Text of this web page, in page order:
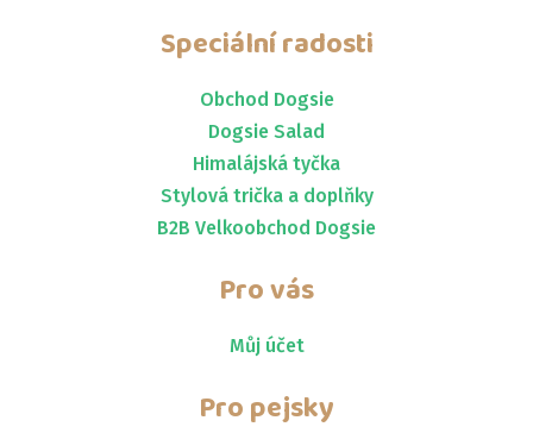
Speciální radosti
Obchod Dogsie
Dogsie Salad
Himalájská tyčka
Stylová trička a doplňky
B2B Velkoobchod Dogsie
Pro vás
Můj účet
Pro pejsky